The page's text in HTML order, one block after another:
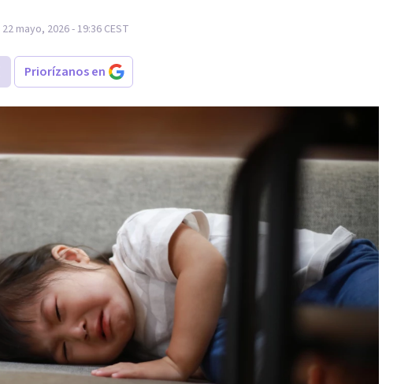
22 mayo, 2026 - 19:36 CEST
Priorízanos en